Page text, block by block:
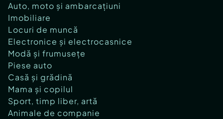
Auto, moto și ambarcațiuni
Imobiliare
Locuri de muncă
Electronice și electrocasnice
Modă și frumusețe
Piese auto
Casă și grădină
Mama și copilul
Sport, timp liber, artă
Animale de companie